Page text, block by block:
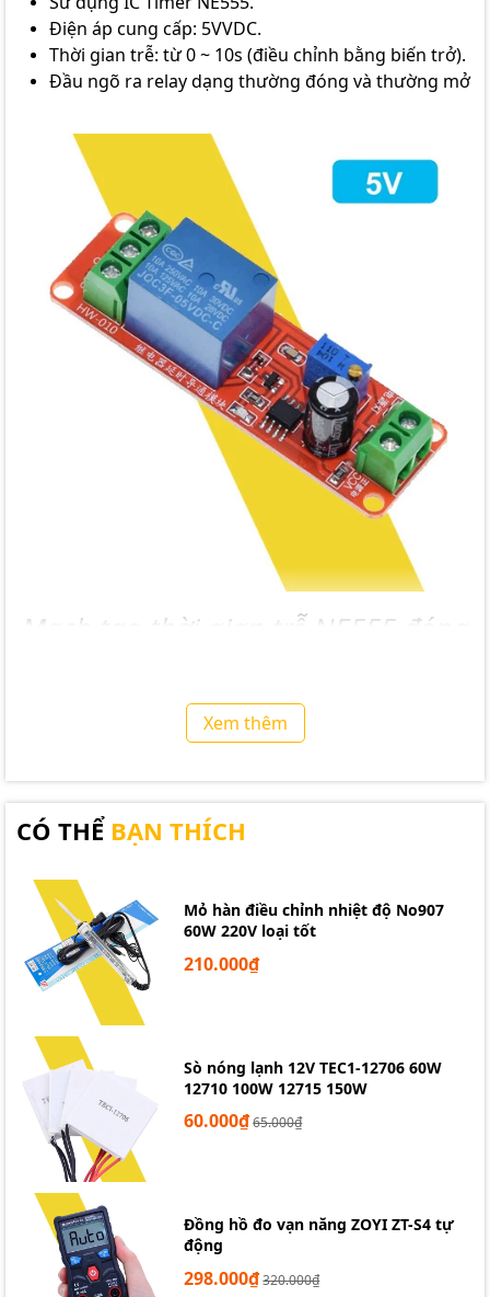
Điện áp cung cấp: 5VVDC.
Thời gian trễ: từ 0 ~ 10s (điều chỉnh bằng biến trở).
Đầu ngõ ra relay dạng thường đóng và thường mở
Mạch tạo thời gian trễ NE555 đóng
Xem thêm
CÓ THỂ BẠN THÍCH
Mỏ hàn điều chỉnh nhiệt độ No907
60W 220V loại tốt
210.000₫
Sò nóng lạnh 12V TEC1-12706 60W
12710 100W 12715 150W
60.000₫65.000₫
Đồng hồ đo vạn năng ZOYI ZT-S4 tự
động
298.000₫320.000₫